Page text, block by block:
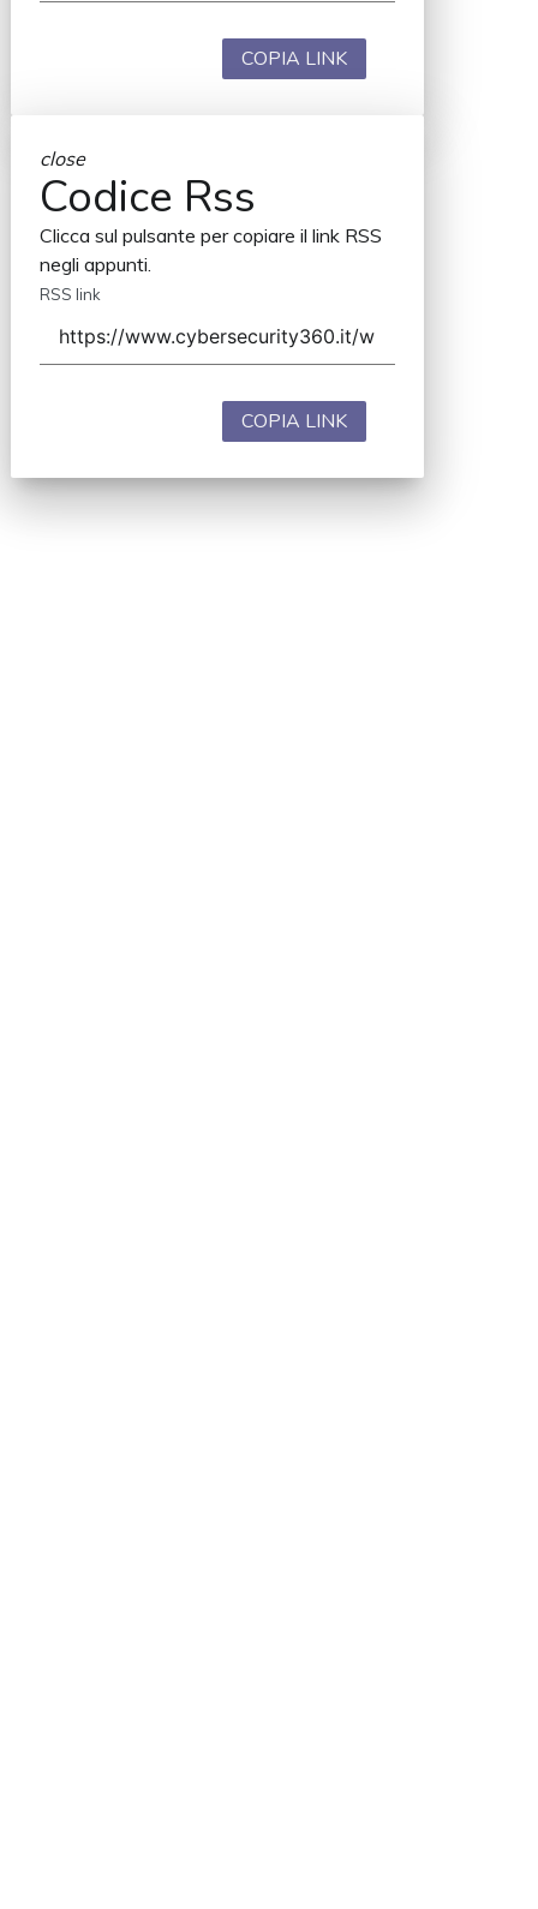
COPIA LINK
close
Codice Rss
Clicca sul pulsante per copiare il link RSS
negli appunti.
RSS link
COPIA LINK